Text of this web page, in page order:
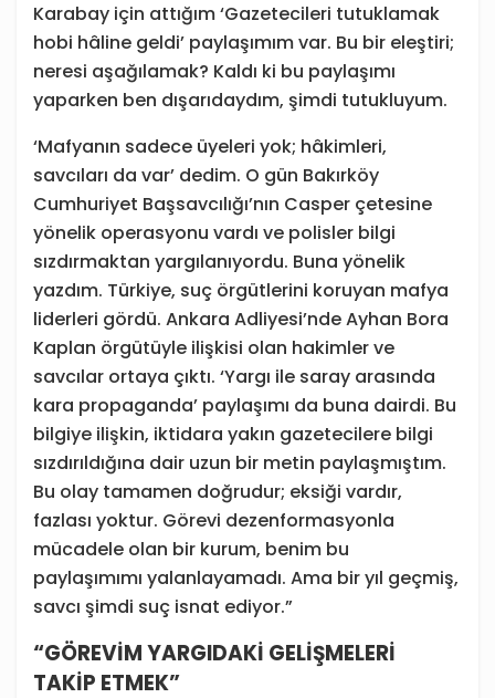
Karabay için attığım ‘Gazetecileri tutuklamak
hobi hâline geldi’ paylaşımım var. Bu bir eleştiri;
neresi aşağılamak? Kaldı ki bu paylaşımı
yaparken ben dışarıdaydım, şimdi tutukluyum.
‘Mafyanın sadece üyeleri yok; hâkimleri,
savcıları da var’ dedim. O gün Bakırköy
Cumhuriyet Başsavcılığı’nın Casper çetesine
yönelik operasyonu vardı ve polisler bilgi
sızdırmaktan yargılanıyordu. Buna yönelik
yazdım. Türkiye, suç örgütlerini koruyan mafya
liderleri gördü. Ankara Adliyesi’nde Ayhan Bora
Kaplan örgütüyle ilişkisi olan hakimler ve
savcılar ortaya çıktı. ‘Yargı ile saray arasında
kara propaganda’ paylaşımı da buna dairdi. Bu
bilgiye ilişkin, iktidara yakın gazetecilere bilgi
sızdırıldığına dair uzun bir metin paylaşmıştım.
Bu olay tamamen doğrudur; eksiği vardır,
fazlası yoktur. Görevi dezenformasyonla
mücadele olan bir kurum, benim bu
paylaşımımı yalanlayamadı. Ama bir yıl geçmiş,
savcı şimdi suç isnat ediyor.”
“GÖREVİM YARGIDAKİ GELİŞMELERİ
TAKİP ETMEK”